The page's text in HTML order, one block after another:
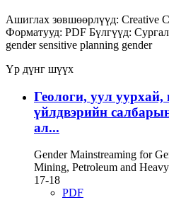
Ашиглах зөвшөөрлүүд: Creative
Форматууд: PDF Бүлгүүд:
gender sensitive planning gender
Үр дүнг шүүх
Геологи, уул уурхай,
үйлдвэрийн
ал...
Gender Mainstreaming for
Mining, Petroleum and
17-18
PDF